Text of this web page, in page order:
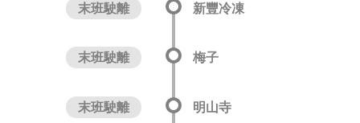
末班駛離 新豐冷凍
末班駛離 梅子
末班駛離 明山寺